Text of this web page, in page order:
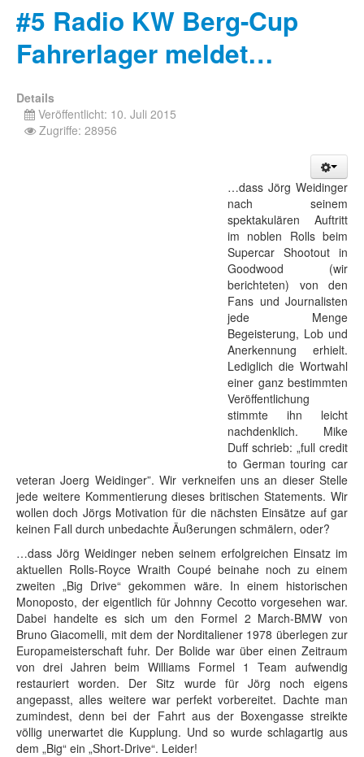
#5 Radio KW Berg-Cup
Fahrerlager meldet…
Details
Veröffentlicht: 10. Juli 2015
Zugriffe: 28956
…dass Jörg Weidinger
nach seinem
spektakulären Auftritt
im noblen Rolls beim
Supercar Shootout in
Goodwood (wir
berichteten) von den
Fans und Journalisten
jede Menge
Begeisterung, Lob und
Anerkennung erhielt.
Lediglich die Wortwahl
einer ganz bestimmten
Veröffentlichung
stimmte ihn leicht
nachdenklich. Mike
Duff schrieb: „full credit
to German touring car
veteran Joerg Weidinger”. Wir verkneifen uns an dieser Stelle
jede weitere Kommentierung dieses britischen Statements. Wir
wollen doch Jörgs Motivation für die nächsten Einsätze auf gar
keinen Fall durch unbedachte Äußerungen schmälern, oder?
…dass Jörg Weidinger neben seinem erfolgreichen Einsatz im
aktuellen Rolls-Royce Wraith Coupé beinahe noch zu einem
zweiten „Big Drive“ gekommen wäre. In einem historischen
Monoposto, der eigentlich für Johnny Cecotto vorgesehen war.
Dabei handelte es sich um den Formel 2 March-BMW von
Bruno Giacomelli, mit dem der Norditaliener 1978 überlegen zur
Europameisterschaft fuhr. Der Bolide war über einen Zeitraum
von drei Jahren beim Williams Formel 1 Team aufwendig
restauriert worden. Der Sitz wurde für Jörg noch eigens
angepasst, alles weitere war perfekt vorbereitet. Dachte man
zumindest, denn bei der Fahrt aus der Boxengasse streikte
völlig unerwartet die Kupplung. Und so wurde schlagartig aus
dem „Big“ ein „Short-Drive“. Leider!